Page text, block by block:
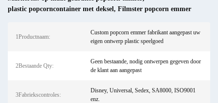
plastic popcorncontainer met deksel, Filmster popcorn emmer
1Productnaam:
Custom popcorn emmer fabrikant aangepast uw
eigen ontwerp plastic speelgoed
2Bestaande Qty:
Geen bestaande, nodig ontwerpen gegeven door
de klant aan aangepast
3Fabriekscontroles:
Disney, Universal, Sedex, SA8000, ISO9001
enz.